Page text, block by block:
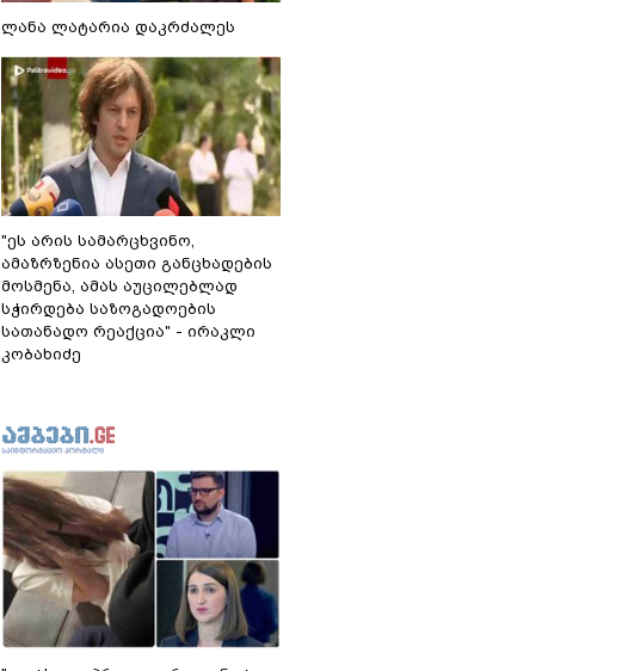
ლანა ლატარია დაკრძალეს
"ეს არის სამარცხვინო,
ამაზრზენია ასეთი განცხადების
მოსმენა, ამას აუცილებლად
სჭირდება საზოგადოების
სათანადო რეაქცია" - ირაკლი
კობახიძე